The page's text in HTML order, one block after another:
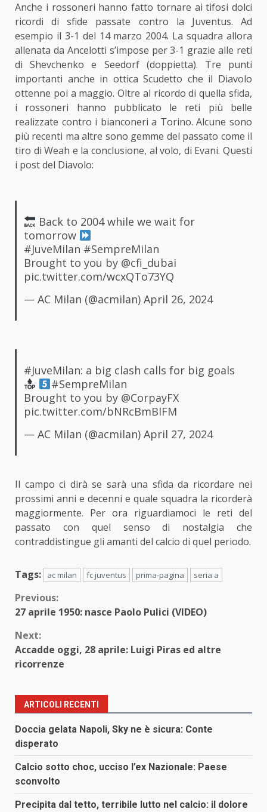
Anche i rossoneri hanno fatto tornare ai tifosi dolci
ricordi di sfide passate contro la Juventus. Ad
esempio il 3-1 del 14 marzo 2004. La squadra allora
allenata da Ancelotti s’impose per 3-1 grazie alle reti
di Shevchenko e Seedorf (doppietta). Tre punti
importanti anche in ottica Scudetto che il Diavolo
ottenne poi a maggio. Oltre al ricordo di quella sfida,
i rossoneri hanno pubblicato le reti più belle
realizzate contro i bianconeri a Torino. Alcune sono
più recenti ma altre sono gemme del passato come il
tiro di Weah e la conclusione, al volo, di Evani. Questi
i post del Diavolo:
Back to 2004 while we wait for
tomorrow
#JuveMilan #SempreMilan
Brought to you by @cfi_dubai
pic.twitter.com/wcxQTo73YQ
— AC Milan (@acmilan) April 26, 2024
#JuveMilan: a big clash calls for big goals
#SempreMilan
Brought to you by @CorpayFX
pic.twitter.com/bNRcBmBIFM
— AC Milan (@acmilan) April 27, 2024
Il campo ci dirà se sarà una sfida da ricordare nei
prossimi anni e decenni e quale squadra la ricorderà
maggiormente. Per ora riguardiamoci le reti del
passato con quel senso di nostalgia che
contraddistingue gli amanti del calcio di quel periodo.
Tags: ac milan fc juventus prima-pagina seria a
Continue
Reading
Previous:
27 aprile 1950: nasce Paolo Pulici (VIDEO)
Next:
Accadde oggi, 28 aprile: Luigi Piras ed altre
ricorrenze
ARTICOLI RECENTI
Doccia gelata Napoli, Sky ne è sicura: Conte
disperato
Calcio sotto choc, ucciso l’ex Nazionale: Paese
sconvolto
Precipita dal tetto, terribile lutto nel calcio: il dolore